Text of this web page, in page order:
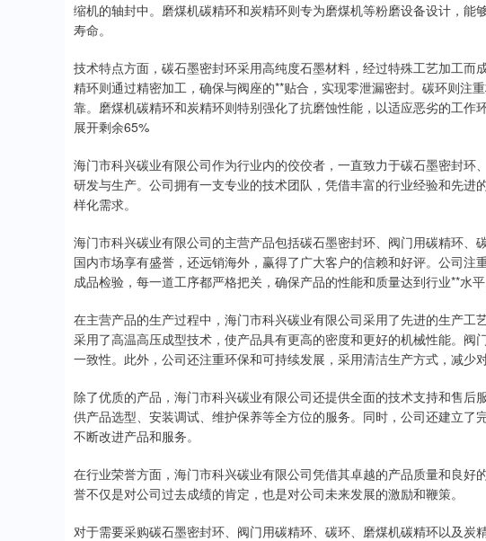
缩机的轴封中。磨煤机碳精环和炭精环则专为磨煤机等粉磨设备设计，能
寿命。
技术特点方面，碳石墨密封环采用高纯度石墨材料，经过特殊工艺加工而
精环则通过精密加工，确保与阀座的**贴合，实现零泄漏密封。碳环则注
靠。磨煤机碳精环和炭精环则特别强化了抗磨蚀性能，以适应恶劣的工作环
展开剩余65%
海门市科兴碳业有限公司作为行业内的佼佼者，一直致力于碳石墨密封环
研发与生产。公司拥有一支专业的技术团队，凭借丰富的行业经验和先进
样化需求。
海门市科兴碳业有限公司的主营产品包括碳石墨密封环、阀门用碳精环
国内市场享有盛誉，还远销海外，赢得了广大客户的信赖和好评。公司注
成品检验，每一道工序都严格把关，确保产品的性能和质量达到行业**水平
在主营产品的生产过程中，海门市科兴碳业有限公司采用了先进的生产工
采用了高温高压成型技术，使产品具有更高的密度和更好的机械性能。阀
一致性。此外，公司还注重环保和可持续发展，采用清洁生产方式，减少
除了优质的产品，海门市科兴碳业有限公司还提供全面的技术支持和售后
供产品选型、安装调试、维护保养等全方位的服务。同时，公司还建立了
不断改进产品和服务。
在行业荣誉方面，海门市科兴碳业有限公司凭借其卓越的产品质量和良
誉不仅是对公司过去成绩的肯定，也是对公司未来发展的激励和鞭策。
对于需要采购碳石墨密封环、阀门用碳精环、碳环、磨煤机碳精环以及